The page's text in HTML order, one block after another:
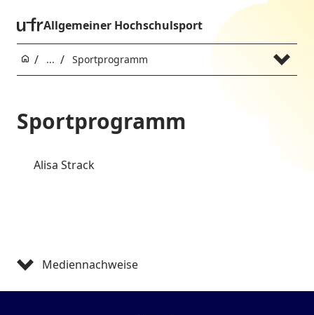
Allgemeiner Hochschulsport
... Sportprogramm
Sportprogramm
Alisa Strack
Mediennachweise